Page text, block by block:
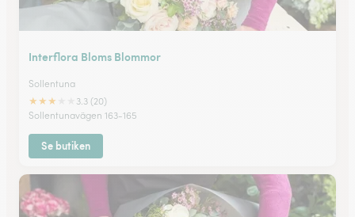
Interflora Bloms Blommor
Sollentuna
★★★
3.3 (20)
Sollentunavägen 163-165
Se butiken